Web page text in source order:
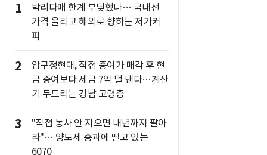
1
박리다매 한계 부딪혔나… 국내선
가격 올리고 해외로 향하는 저가커
피
2
압구정현대, 직접 증여가 매각 후 현
금 증여보다 세금 7억 덜 낸다…계산
기 두드리는 강남 고령층
3
"직접 농사 안 지으면 내년까지 팔아
라"… 양도세 중과에 떨고 있는
6070